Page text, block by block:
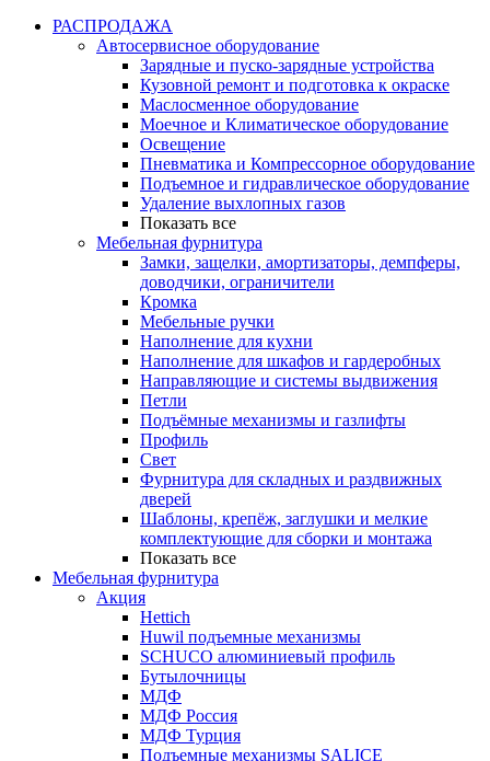
РАСПРОДАЖА
Автосервисное оборудование
Зарядные и пуско-зарядные устройства
Кузовной ремонт и подготовка к окраске
Маслосменное оборудование
Моечное и Климатическое оборудование
Освещение
Пневматика и Компрессорное оборудование
Подъемное и гидравлическое оборудование
Удаление выхлопных газов
Показать все
Мебельная фурнитура
Замки, защелки, амортизаторы, демпферы,
доводчики, ограничители
Кромка
Мебельные ручки
Наполнение для кухни
Наполнение для шкафов и гардеробных
Направляющие и системы выдвижения
Петли
Подъёмные механизмы и газлифты
Профиль
Свет
Фурнитура для складных и раздвижных
дверей
Шаблоны, крепёж, заглушки и мелкие
комплектующие для сборки и монтажа
Показать все
Мебельная фурнитура
Акция
Hettich
Huwil подъемные механизмы
SCHUCO алюминиевый профиль
Бутылочницы
МДФ
МДФ Россия
МДФ Турция
Подъемные механизмы SALICE